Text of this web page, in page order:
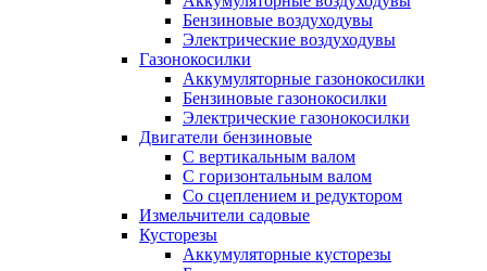
Бензиновые воздуходувы
Электрические воздуходувы
Газонокосилки
Аккумуляторные газонокосилки
Бензиновые газонокосилки
Электрические газонокосилки
Двигатели бензиновые
С вертикальным валом
С горизонтальным валом
Со сцеплением и редуктором
Измельчители садовые
Кусторезы
Аккумуляторные кусторезы